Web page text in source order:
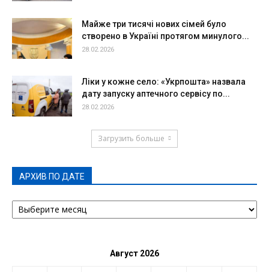
Майже три тисячі нових сімей було
створено в Україні протягом минулого...
28.02.2026
Ліки у кожне село: «Укрпошта» назвала
дату запуску аптечного сервісу по...
28.02.2026
Загрузить больше
АРХИВ ПО ДАТЕ
АРХИВ
ПО
Август 2026